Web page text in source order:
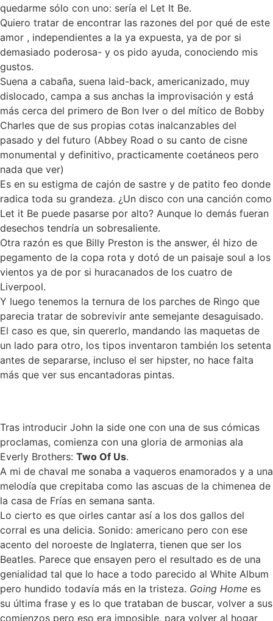
quedarme sólo con uno: sería el Let It Be.
Quiero tratar de encontrar las razones del por qué de este
amor , independientes a la ya expuesta, ya de por si
demasiado poderosa- y os pido ayuda, conociendo mis
gustos.
Suena a cabaña, suena laid-back, americanizado, muy
dislocado, campa a sus anchas la improvisación y está
más cerca del primero de Bon Iver o del mítico de Bobby
Charles que de sus propias cotas inalcanzables del
pasado y del futuro (Abbey Road o su canto de cisne
monumental y definitivo, practicamente coetáneos pero
nada que ver)
Es en su estigma de cajón de sastre y de patito feo donde
radica toda su grandeza. ¿Un disco con una canción como
Let it Be puede pasarse por alto? Aunque lo demás fueran
desechos tendría un sobresaliente.
Otra razón es que Billy Preston is the answer, él hizo de
pegamento de la copa rota y dotó de un paisaje soul a los
vientos ya de por si huracanados de los cuatro de
Liverpool.
Y luego tenemos la ternura de los parches de Ringo que
parecia tratar de sobrevivir ante semejante desaguisado.
El caso es que, sin quererlo, mandando las maquetas de
un lado para otro, los tipos inventaron también los setenta
antes de separarse, incluso el ser hipster, no hace falta
más que ver sus encantadoras pintas.
Tras introducir John la side one con una de sus cómicas
proclamas, comienza con una gloria de armonias ala
Everly Brothers: Two Of Us.
A mi de chaval me sonaba a vaqueros enamorados y a una
melodía que crepitaba como las ascuas de la chimenea de
la casa de Frías en semana santa.
Lo cierto es que oirles cantar así a los dos gallos del
corral es una delicia. Sonido: americano pero con ese
acento del noroeste de Inglaterra, tienen que ser los
Beatles. Parece que ensayen pero el resultado es de una
genialidad tal que lo hace a todo parecido al White Album
pero hundido todavía más en la tristeza. Going Home es
su última frase y es lo que trataban de buscar, volver a sus
comienzos pero eso era imposible, para volver al hogar